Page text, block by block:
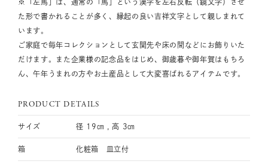
※「左馬」は、通常の「馬」という漢字を左右反転（鏡文字）させ
た形で書かれることが多く、縁起の良い吉祥文字として親しまれて
います。
ご家庭で毎年コレクションとして玄関先や床の間などにお飾りいた
だけます。また企業様の記念品をはじめ、御歳暮や御年賀はもちろ
ん、午年うまれの方やお土産品として大変喜ばれるアイテムです。
PRODUCT DETAILS
サイズ 径 19㎝ , 高 3㎝
箱 化粧箱 皿立付